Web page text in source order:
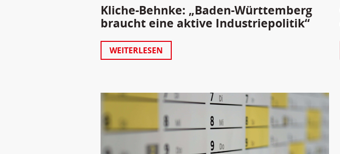
Kliche-Behnke: „Baden-Württemberg
braucht eine aktive Industriepolitik“
WEITERLESEN